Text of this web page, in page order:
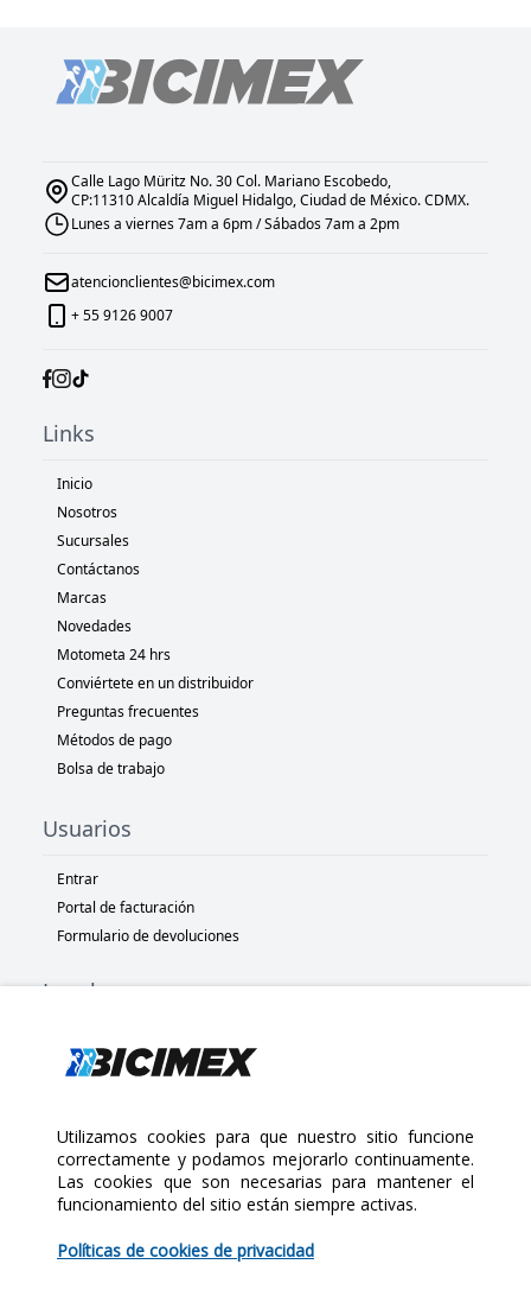
$90.00
Calle Lago Müritz No. 30 Col. Mariano Escobedo,
CP:11310 Alcaldía Miguel Hidalgo, Ciudad de México. CDMX.
Lunes a viernes 7am a 6pm / Sábados 7am a 2pm
atencionclientes@bicimex.com
+ 55 9126 9007
Links
Inicio
Nosotros
Sucursales
Contáctanos
Marcas
Novedades
Motometa 24 hrs
Conviértete en un distribuidor
Preguntas frecuentes
Métodos de pago
Bolsa de trabajo
Usuarios
Entrar
Portal de facturación
Formulario de devoluciones
Legal
Políticas de privacidad
Políticas de devolución
Copyright 2025 Bicimex®. All rights reserved. Today is Viernes,
Agosto 7, 2026
Utilizamos cookies para que nuestro sitio funcione
correctamente y podamos mejorarlo continuamente.
Las cookies que son necesarias para mantener el
funcionamiento del sitio están siempre activas.
Políticas de cookies de privacidad